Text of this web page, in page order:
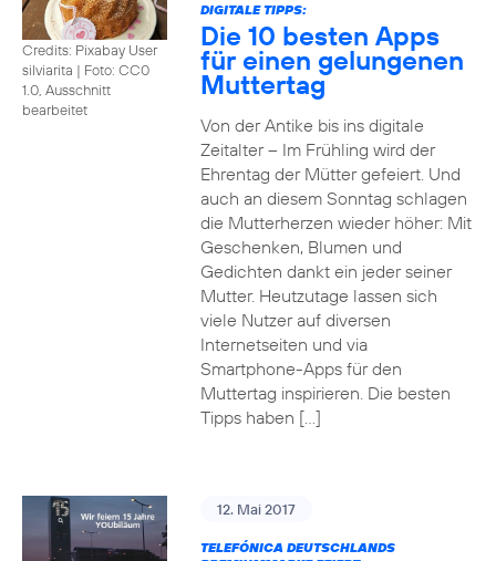
Credits: Pixabay User
silviarita | Foto: CC0
1.0, Ausschnitt
bearbeitet
DIGITALE TIPPS:
Die 10 besten Apps
für einen gelungenen
Muttertag
Von der Antike bis ins digitale
Zeitalter – Im Frühling wird der
Ehrentag der Mütter gefeiert. Und
auch an diesem Sonntag schlagen
die Mutterherzen wieder höher: Mit
Geschenken, Blumen und
Gedichten dankt ein jeder seiner
Mutter. Heutzutage lassen sich
viele Nutzer auf diversen
Internetseiten und via
Smartphone-Apps für den
Muttertag inspirieren. Die besten
Tipps haben […]
12. Mai 2017
TELEFÓNICA DEUTSCHLANDS